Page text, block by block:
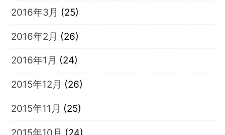
2016年3月 (25)
2016年2月 (26)
2016年1月 (24)
2015年12月 (26)
2015年11月 (25)
2015年10月 (24)